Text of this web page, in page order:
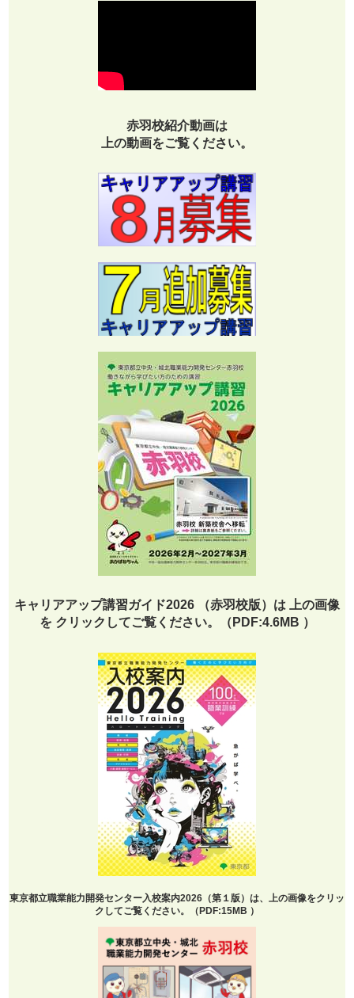
赤羽校紹介動画は
上の動画をご覧ください。
キャリアアップ講習ガイド2026 （赤羽校版）は 上の画像
を クリックしてご覧ください。（PDF:4.6MB ）
東京都立職業能力開発センター入校案内2026（第１版）は、上の画像をクリッ
クしてご覧ください。（PDF:15MB ）